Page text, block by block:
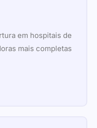
em hospitais de
mais completas